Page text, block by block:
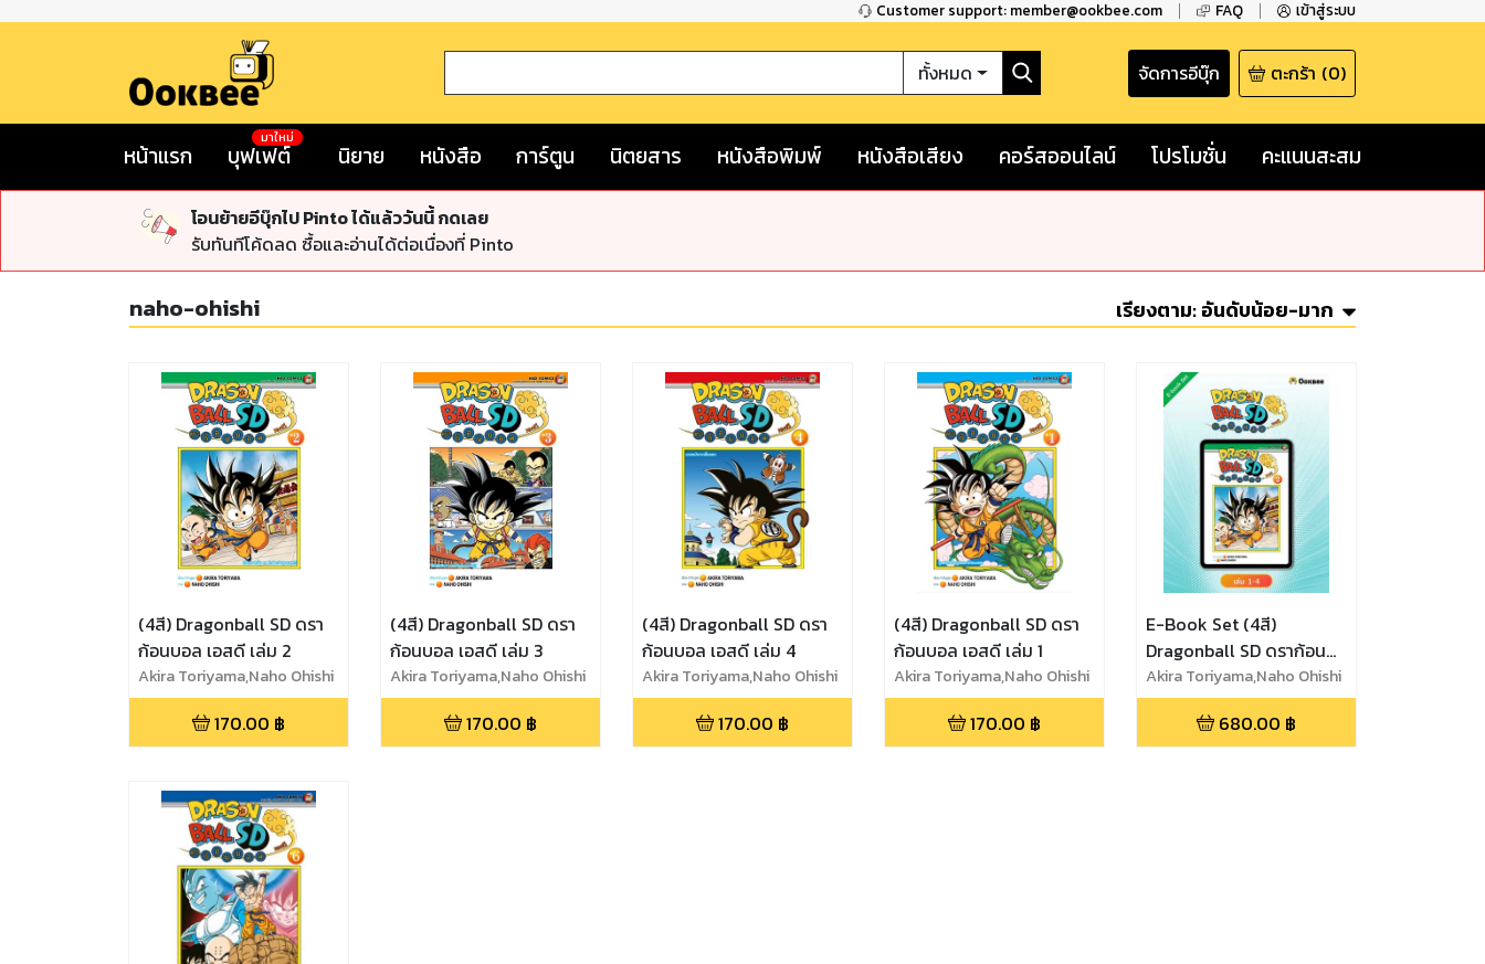
Customer support: member@ookbee.com FAQ เข้าสู่ระบบ
ทั้งหมด จัดการอีบุ๊ก ตะกร้า (0)
หน้าแรก บุฟเฟต์
มาใหม่
นิยาย หนังสือ การ์ตูน นิตยสาร หนังสือพิมพ์ หนังสือเสียง คอร์สออนไลน์ โปรโมชั่น คะแนนสะสม
โอนย้ายอีบุ๊กไป Pinto ได้แล้ววันนี้ กดเลย
รับทันทีโค้ดลด ซื้อและอ่านได้ต่อเนื่องที่ Pinto
naho-ohishi เรียงตาม:อันดับน้อย-มาก
(4สี) Dragonball SD ดรา
ก้อนบอล เอสดี เล่ม 2
Akira Toriyama,Naho Ohishi
170.00 ฿
(4สี) Dragonball SD ดรา
ก้อนบอล เอสดี เล่ม 3
Akira Toriyama,Naho Ohishi
170.00 ฿
(4สี) Dragonball SD ดรา
ก้อนบอล เอสดี เล่ม 4
Akira Toriyama,Naho Ohishi
170.00 ฿
(4สี) Dragonball SD ดรา
ก้อนบอล เอสดี เล่ม 1
Akira Toriyama,Naho Ohishi
170.00 ฿
E-Book Set (4สี)
Dragonball SD ดราก้อน
บอล เอสดี เล่ม 1-4
Akira Toriyama,Naho Ohishi
680.00 ฿